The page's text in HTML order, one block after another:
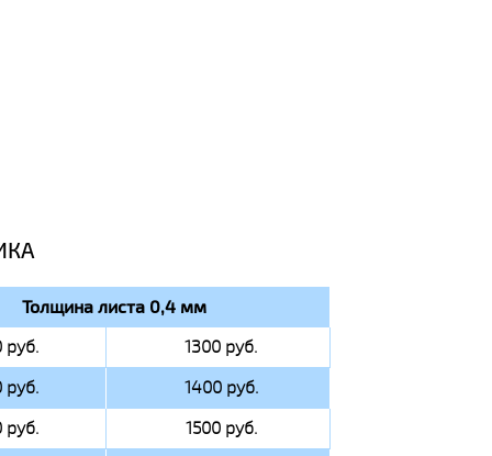
Толщина листа 0,4 мм
руб.
1300 руб.
руб.
1400 руб.
руб.
1500 руб.